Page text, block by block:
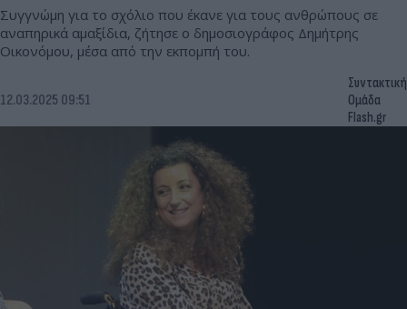
Συγγνώμη για το σχόλιο που έκανε για τους ανθρώπους σε
αναπηρικά αμαξίδια, ζήτησε ο δημοσιογράφος Δημήτρης
Οικονόμου, μέσα από την εκπομπή του.
12.03.2025 09:51
Συντακτική
Ομάδα
Flash.gr